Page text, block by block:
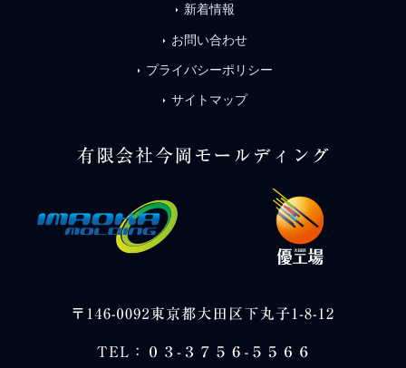
arrow_right 新着情報
arrow_right お問い合わせ
arrow_right プライバシーポリシー
arrow_right サイトマップ